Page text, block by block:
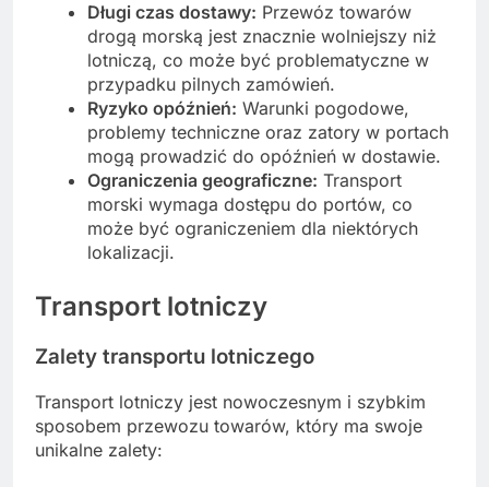
Długi czas dostawy: Przewóz towarów
drogą morską jest znacznie wolniejszy niż
lotniczą, co może być problematyczne w
przypadku pilnych zamówień.
Ryzyko opóźnień: Warunki pogodowe,
problemy techniczne oraz zatory w portach
mogą prowadzić do opóźnień w dostawie.
Ograniczenia geograficzne: Transport
morski wymaga dostępu do portów, co
może być ograniczeniem dla niektórych
lokalizacji.
Transport lotniczy
Zalety transportu lotniczego
Transport lotniczy jest nowoczesnym i szybkim
sposobem przewozu towarów, który ma swoje
unikalne zalety: